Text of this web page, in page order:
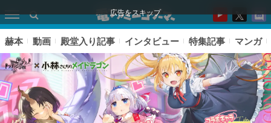
広告をスキップ
赫本 動画 殿堂入り記事 インタビュー 特集記事 マンガ